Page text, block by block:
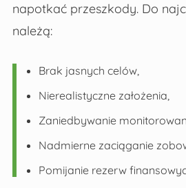
napotkać przeszkody. Do
należą:
Brak jasnych celów,
Nierealistyczne założenia,
Zaniedbywanie
Nadmierne zaciąganie
Pomijanie rezerw